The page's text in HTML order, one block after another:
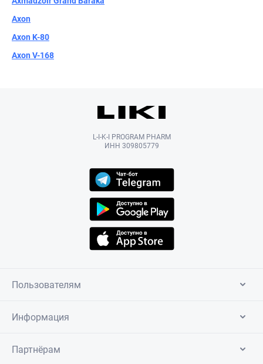
Axon
Axon K-80
Axon V-168
L-I-K-I PROGRAM PHARM
ИНН 309805779
Пользователям
Информация
Партнёрам